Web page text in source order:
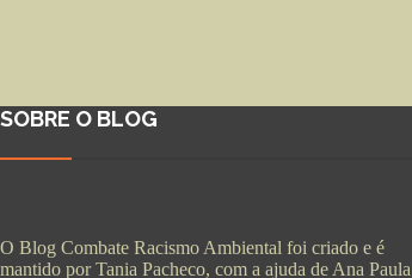
SOBRE O BLOG
O Blog Combate Racismo Ambiental foi criado e é
mantido por Tania Pacheco, com a ajuda de Ana Paula